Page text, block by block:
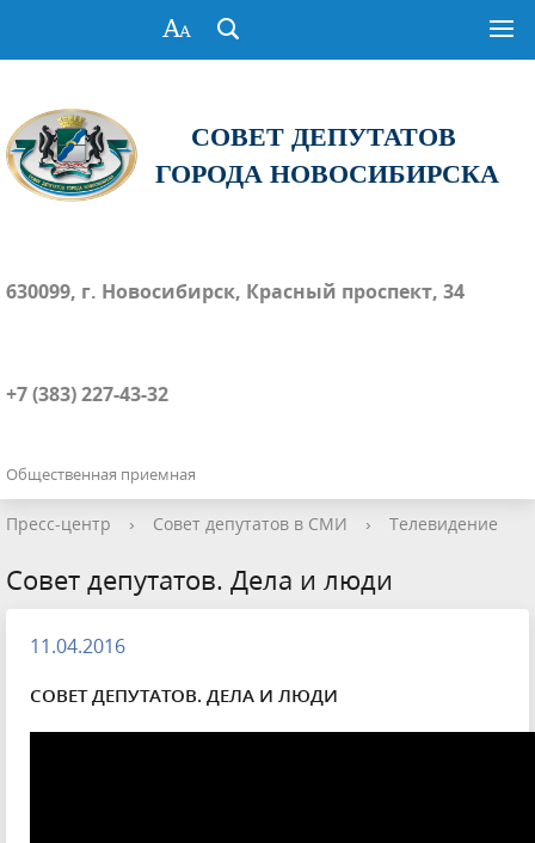
СОВЕТ ДЕПУТАТОВ
ГОРОДА НОВОСИБИРСКА
630099, г. Новосибирск, Красный проспект, 34
+7 (383) 227-43-32
Общественная приемная
Пресс-центр › Совет депутатов в СМИ › Телевидение
Совет депутатов. Дела и люди
11.04.2016
СОВЕТ ДЕПУТАТОВ. ДЕЛА И ЛЮДИ